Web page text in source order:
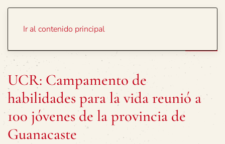
Ir al contenido principal
UCR: Campamento de
habilidades para la vida reunió a
100 jóvenes de la provincia de
Guanacaste